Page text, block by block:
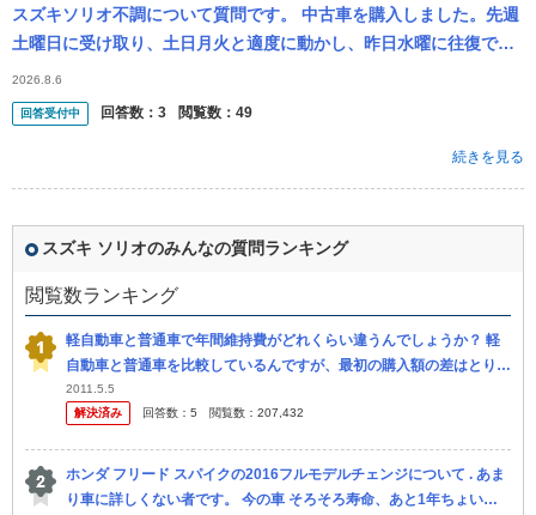
スズキソリオ不調について質問です。 中古車を購入しました。先週
土曜日に受け取り、土日月火と適度に動かし、昨日水曜に往復で高
速含む100キロほど走行しました。 その往路到着直前、高速降りて
すぐの登...
2026.8.6
回答受付中 回答数： 3 閲覧数： 49
続きを見る
スズキ ソリオのみんなの質問ランキング
閲覧数ランキング
軽自動車と普通車で年間維持費がどれくらい違うんでしょうか？ 軽
自動車と普通車を比較しているんですが、最初の購入額の差はとりあ
えずおいといて、年間維持費の差がどうなるか自分なりに計算してみ
ました。 現
2011.5.5
解決済み
回答数： 5 閲覧数： 207,432
ホンダ フリード スパイクの2016フルモデルチェンジについて . あま
り車に詳しくない者です。 今の車 そろそろ寿命、あと1年ちょいで